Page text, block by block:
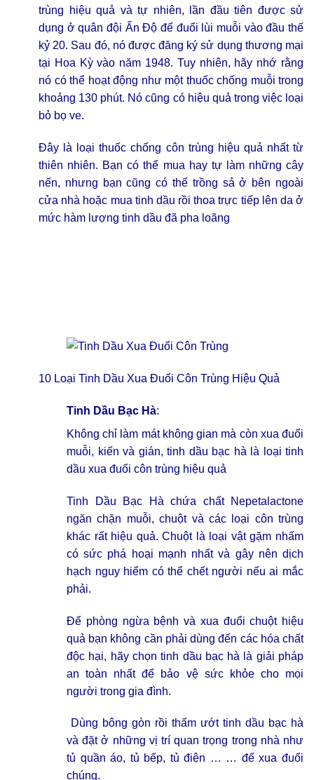
trùng hiệu quả và tự nhiên, lần đầu tiên được sử
dụng ở quân đội Ấn Độ để đuổi lùi muỗi vào đầu thế
kỷ 20. Sau đó, nó được đăng ký sử dụng thương mại
tại Hoa Kỳ vào năm 1948. Tuy nhiên, hãy nhớ rằng
nó có thể hoạt động như một thuốc chống muỗi trong
khoảng 130 phút. Nó cũng có hiệu quả trong việc loại
bỏ bọ ve.
Đây là loại thuốc chống côn trùng hiệu quả nhất từ
thiên nhiên. Bạn có thể mua hay tự làm những cây
nến, nhưng bạn cũng có thể trồng sả ở bên ngoài
cửa nhà hoặc mua tinh dầu rồi thoa trực tiếp lên da ở
mức hàm lượng tinh dầu đã pha loãng
10 Loại Tinh Dầu Xua Đuổi Côn Trùng Hiệu Quả
Tinh Dầu Bạc Hà:
Không chỉ làm mát không gian mà còn xua đuổi
muỗi, kiến và gián, tinh dầu bạc hà là loại tinh
dầu xua đuổi côn trùng hiệu quả
Tinh Dầu Bạc Hà chứa chất Nepetalactone
ngăn chặn muỗi, chuột và các loại côn trùng
khác rất hiệu quả. Chuột là loại vật gặm nhấm
có sức phá hoại mạnh nhất và gây nên dịch
hạch nguy hiểm có thể chết người nếu ai mắc
phải.
Để phòng ngừa bệnh và xua đuổi chuột hiệu
quả bạn không cần phải dùng đến các hóa chất
độc hại, hãy chọn tinh dầu bạc hà là giải pháp
an toàn nhất để bảo vệ sức khỏe cho mọi
người trong gia đình.
Dùng bông gòn rồi thấm ướt tinh dầu bạc hà
và đặt ở những vị trí quan trọng trong nhà như
tủ quần áo, tủ bếp, tủ điện … … để xua đuổi
chúng.